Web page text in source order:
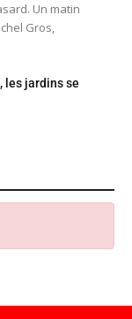
Un matin
Gros,
les jardins se